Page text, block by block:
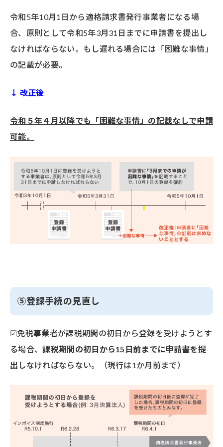
令和5年10月1日から適格請求書発行事業者になる場
合、原則として令和5年3月31日までに申請書を提出し
なければならない。もし遅れる場合には「困難な事情」
の記載が必要。
↓ 改正後
令和５年４月以降でも「困難な事情」の記載なしで申請
可能。
⑤登録手続の見直し
☑免税事業者が課税期間の初日から登録を受けようとす
る場合、課税期間の初日から15日前までに申請書を提
出 しなければならない。（現行は1か月前まで）